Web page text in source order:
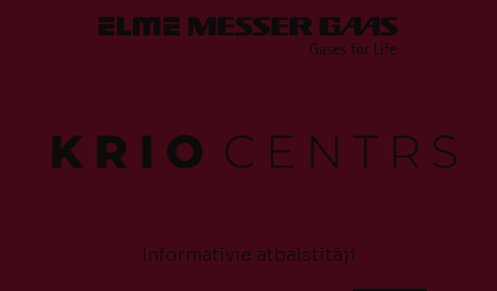
Informatīvie atbalstītāji